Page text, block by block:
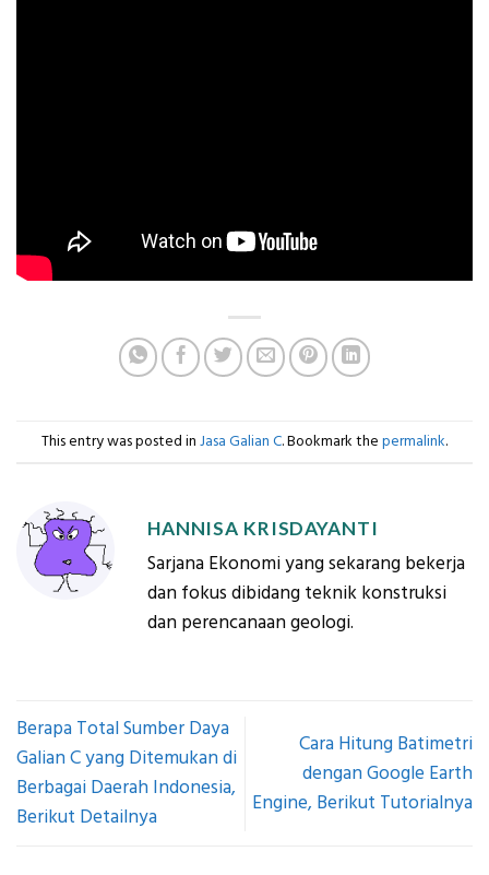
This entry was posted in Jasa Galian C. Bookmark the permalink.
HANNISA KRISDAYANTI
Sarjana Ekonomi yang sekarang bekerja
dan fokus dibidang teknik konstruksi
dan perencanaan geologi.
Berapa Total Sumber Daya
Galian C yang Ditemukan di
Berbagai Daerah Indonesia,
Berikut Detailnya
Cara Hitung Batimetri
dengan Google Earth
Engine, Berikut Tutorialnya